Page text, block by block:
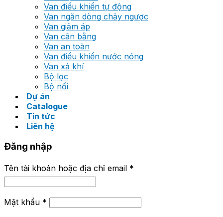
Van điều khiển tự động
Van ngăn dòng chảy ngược
Van giảm áp
Van cân bằng
Van an toàn
Van điều khiển nước nóng
Van xả khí
Bộ lọc
Bộ nối
Dự án
Catalogue
Tin tức
Liên hệ
Đăng nhập
Tên tài khoản hoặc địa chỉ email *
Mật khẩu *